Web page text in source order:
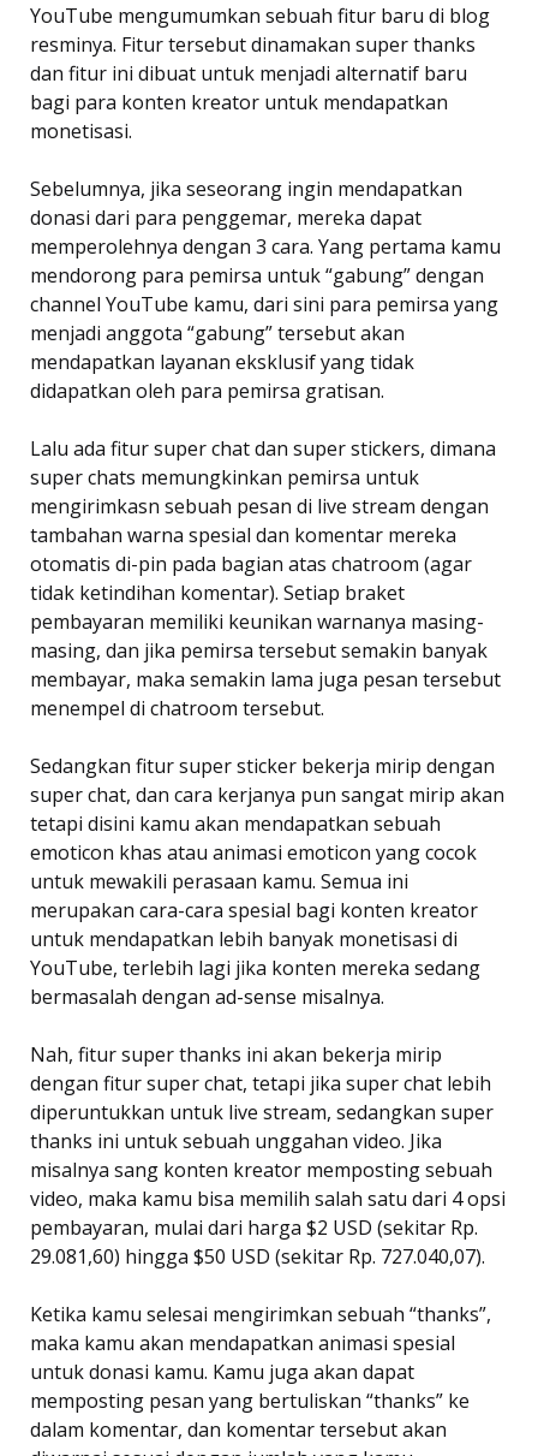
YouTube mengumumkan sebuah fitur baru di blog
resminya. Fitur tersebut dinamakan super thanks
dan fitur ini dibuat untuk menjadi alternatif baru
bagi para konten kreator untuk mendapatkan
monetisasi.
Sebelumnya, jika seseorang ingin mendapatkan
donasi dari para penggemar, mereka dapat
memperolehnya dengan 3 cara. Yang pertama kamu
mendorong para pemirsa untuk “gabung” dengan
channel YouTube kamu, dari sini para pemirsa yang
menjadi anggota “gabung” tersebut akan
mendapatkan layanan eksklusif yang tidak
didapatkan oleh para pemirsa gratisan.
Lalu ada fitur super chat dan super stickers, dimana
super chats memungkinkan pemirsa untuk
mengirimkasn sebuah pesan di live stream dengan
tambahan warna spesial dan komentar mereka
otomatis di-pin pada bagian atas chatroom (agar
tidak ketindihan komentar). Setiap braket
pembayaran memiliki keunikan warnanya masing-
masing, dan jika pemirsa tersebut semakin banyak
membayar, maka semakin lama juga pesan tersebut
menempel di chatroom tersebut.
Sedangkan fitur super sticker bekerja mirip dengan
super chat, dan cara kerjanya pun sangat mirip akan
tetapi disini kamu akan mendapatkan sebuah
emoticon khas atau animasi emoticon yang cocok
untuk mewakili perasaan kamu. Semua ini
merupakan cara-cara spesial bagi konten kreator
untuk mendapatkan lebih banyak monetisasi di
YouTube, terlebih lagi jika konten mereka sedang
bermasalah dengan ad-sense misalnya.
Nah, fitur super thanks ini akan bekerja mirip
dengan fitur super chat, tetapi jika super chat lebih
diperuntukkan untuk live stream, sedangkan super
thanks ini untuk sebuah unggahan video. Jika
misalnya sang konten kreator memposting sebuah
video, maka kamu bisa memilih salah satu dari 4 opsi
pembayaran, mulai dari harga $2 USD (sekitar Rp.
29.081,60) hingga $50 USD (sekitar Rp. 727.040,07).
Ketika kamu selesai mengirimkan sebuah “thanks”,
maka kamu akan mendapatkan animasi spesial
untuk donasi kamu. Kamu juga akan dapat
memposting pesan yang bertuliskan “thanks” ke
dalam komentar, dan komentar tersebut akan